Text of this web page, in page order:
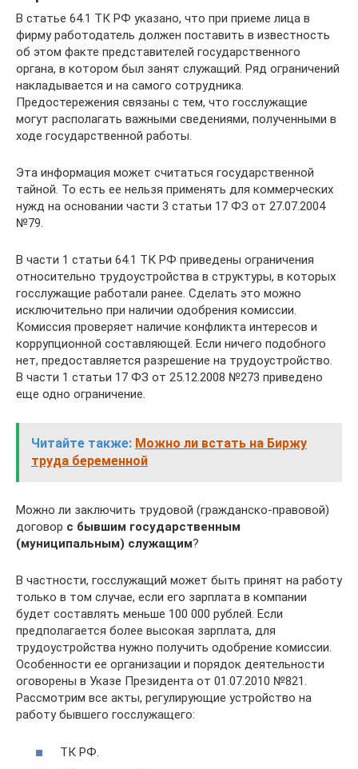
В статье 64.1 ТК РФ указано, что при приеме лица в
фирму работодатель должен поставить в известность
об этом факте представителей государственного
органа, в котором был занят служащий. Ряд ограничений
накладывается и на самого сотрудника.
Предостережения связаны с тем, что госслужащие
могут располагать важными сведениями, полученными в
ходе государственной работы.
Эта информация может считаться государственной
тайной. То есть ее нельзя применять для коммерческих
нужд на основании части 3 статьи 17 ФЗ от 27.07.2004
№79.
В части 1 статьи 64.1 ТК РФ приведены ограничения
относительно трудоустройства в структуры, в которых
госслужащие работали ранее. Сделать это можно
исключительно при наличии одобрения комиссии.
Комиссия проверяет наличие конфликта интересов и
коррупционной составляющей. Если ничего подобного
нет, предоставляется разрешение на трудоустройство.
В части 1 статьи 17 ФЗ от 25.12.2008 №273 приведено
еще одно ограничение.
Читайте также: Можно ли встать на Биржу
труда беременной
Можно ли заключить трудовой (гражданско-правовой)
договор с бывшим государственным
(муниципальным) служащим?
В частности, госслужащий может быть принят на работу
только в том случае, если его зарплата в компании
будет составлять меньше 100 000 рублей. Если
предполагается более высокая зарплата, для
трудоустройства нужно получить одобрение комиссии.
Особенности ее организации и порядок деятельности
оговорены в Указе Президента от 01.07.2010 №821.
Рассмотрим все акты, регулирующие устройство на
работу бывшего госслужащего:
ТК РФ.